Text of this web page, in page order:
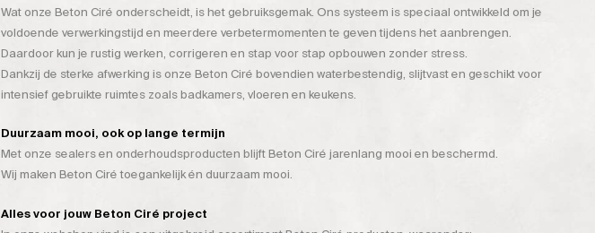
Wat onze Beton Ciré onderscheidt, is het gebruiksgemak. Ons systeem is speciaal ontwikkeld om je
voldoende verwerkingstijd en meerdere verbetermomenten te geven tijdens het aanbrengen.
Daardoor kun je rustig werken, corrigeren en stap voor stap opbouwen zonder stress.
Dankzij de sterke afwerking is onze Beton Ciré bovendien waterbestendig, slijtvast en geschikt voor
intensief gebruikte ruimtes zoals badkamers, vloeren en keukens.
Duurzaam mooi, ook op lange termijn
Met onze sealers en onderhoudsproducten blijft Beton Ciré jarenlang mooi en beschermd.
Wij maken Beton Ciré toegankelijk én duurzaam mooi.
Alles voor jouw Beton Ciré project